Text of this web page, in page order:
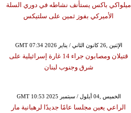
ميلواكي باكس يستأنف نشاطه في دوري السلة
الأميركي بفوز ثمين على سلتيكس
GMT 07:34 2026 الإثنين ,26 كانون الثاني / يناير
قتيلان ومصابون جراء 14 غارة إسرائيلية على
شرق وجنوب لبنان
GMT 10:53 2025 الخميس ,04 أيلول / سبتمبر
الراعي يعين مجلسا عامًا جديدًا لرهبانية مار